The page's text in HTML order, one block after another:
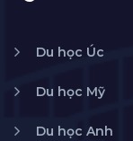
Du học Úc
Du học Mỹ
Du học Anh